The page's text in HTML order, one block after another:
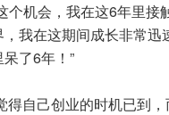
个机会，我在这6年里
我在这期间成长非常
了6年！”
得自己创业的时机已到